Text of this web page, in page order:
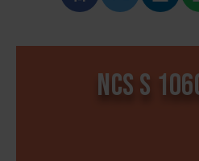
NCS S